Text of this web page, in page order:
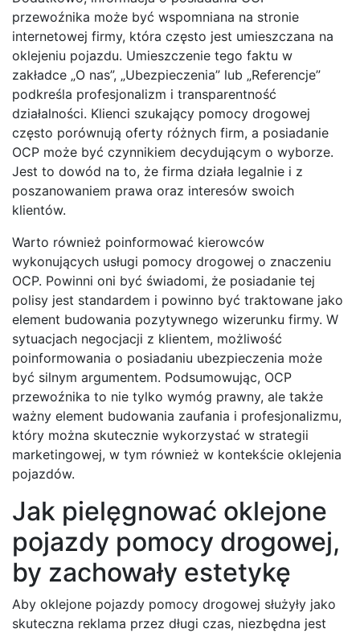
przewoźnika może być wspomniana na stronie
internetowej firmy, która często jest umieszczana na
oklejeniu pojazdu. Umieszczenie tego faktu w
zakładce „O nas”, „Ubezpieczenia” lub „Referencje”
podkreśla profesjonalizm i transparentność
działalności. Klienci szukający pomocy drogowej
często porównują oferty różnych firm, a posiadanie
OCP może być czynnikiem decydującym o wyborze.
Jest to dowód na to, że firma działa legalnie i z
poszanowaniem prawa oraz interesów swoich
klientów.
Warto również poinformować kierowców
wykonujących usługi pomocy drogowej o znaczeniu
OCP. Powinni oni być świadomi, że posiadanie tej
polisy jest standardem i powinno być traktowane jako
element budowania pozytywnego wizerunku firmy. W
sytuacjach negocjacji z klientem, możliwość
poinformowania o posiadaniu ubezpieczenia może
być silnym argumentem. Podsumowując, OCP
przewoźnika to nie tylko wymóg prawny, ale także
ważny element budowania zaufania i profesjonalizmu,
który można skutecznie wykorzystać w strategii
marketingowej, w tym również w kontekście oklejenia
pojazdów.
Jak pielęgnować oklejone
pojazdy pomocy drogowej,
by zachowały estetykę
Aby oklejone pojazdy pomocy drogowej służyły jako
skuteczna reklama przez długi czas, niezbędna jest